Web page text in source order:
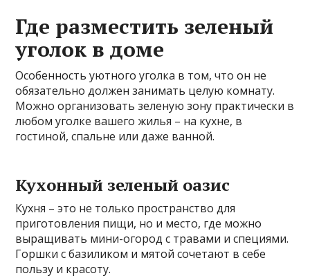
Где разместить зеленый
уголок в доме
Особенность уютного уголка в том, что он не
обязательно должен занимать целую комнату.
Можно организовать зеленую зону практически в
любом уголке вашего жилья – на кухне, в
гостиной, спальне или даже ванной.
Кухонный зеленый оазис
Кухня – это не только пространство для
приготовления пищи, но и место, где можно
выращивать мини-огород с травами и специями.
Горшки с базиликом и мятой сочетают в себе
пользу и красоту.